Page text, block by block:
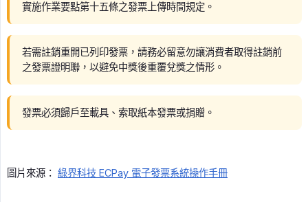
實施作業要點第十五條之發票上傳時間規定。
若需註銷重開已列印發票，請務必留意勿讓消費者取得註銷前
之發票證明聯，以避免中獎後重覆兌獎之情形。
發票必須歸戶至載具、索取紙本發票或捐贈。
圖片來源： 綠界科技 ECPay 電子發票系統操作手冊